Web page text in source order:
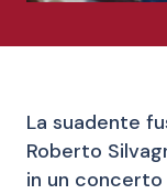
La suadente
Roberto
in un